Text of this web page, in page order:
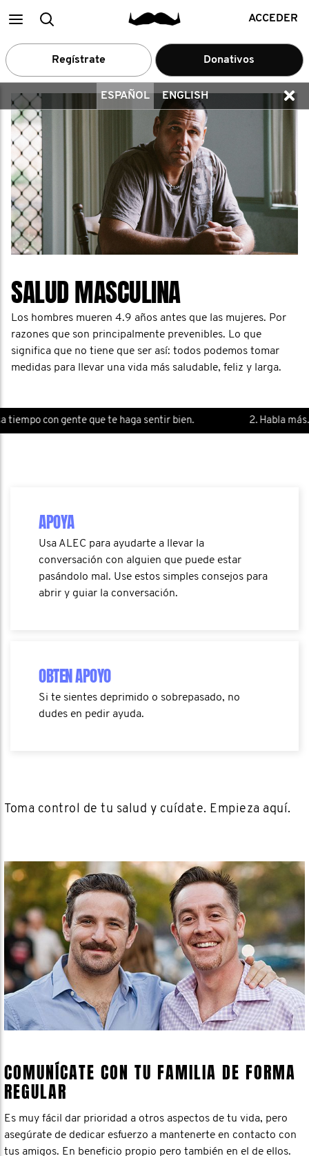
Main
menu
Buscar ACCEDER
Regístrate Donativos
ESPAÑOL ENGLISH
SALUD MASCULINA
Los hombres mueren 4.9 años antes que las mujeres. Por
razones que son principalmente prevenibles. Lo que
significa que no tiene que ser así: todos podemos tomar
medidas para llevar una vida más saludable, feliz y larga.
con gente que te haga sentir bien. 2. Habla más.
APOYA
Usa ALEC para ayudarte a llevar la
conversación con alguien que puede estar
pasándolo mal. Use estos simples consejos para
abrir y guiar la conversación.
OBTEN APOYO
Si te sientes deprimido o sobrepasado, no
dudes en pedir ayuda.
Toma control de tu salud y cuídate. Empieza aquí.
COMUNÍCATE CON TU FAMILIA DE FORMA
REGULAR
Es muy fácil dar prioridad a otros aspectos de tu vida, pero
asegúrate de dedicar esfuerzo a mantenerte en contacto con
tus amigos. En beneficio propio pero también en el de ellos.